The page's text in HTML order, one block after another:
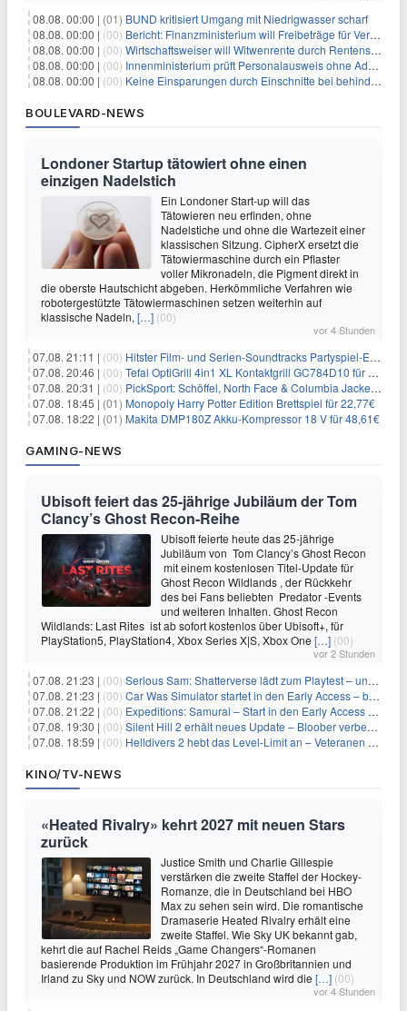
08.08. 00:00 | (01) BUND kritisiert Umgang mit Niedrigwasser scharf
08.08. 00:00 | (00) Bericht: Finanzministerium will Freibeträge für Vereine senken
08.08. 00:00 | (00) Wirtschaftsweiser will Witwenrente durch Rentensplitting ersetzen
08.08. 00:00 | (00) Innenministerium prüft Personalausweis ohne Adresse
08.08. 00:00 | (00) Keine Einsparungen durch Einschnitte bei behinderten Kindern
BOULEVARD-NEWS
Londoner Startup tätowiert ohne einen
einzigen Nadelstich
Ein Londoner Start-up will das
Tätowieren neu erfinden, ohne
Nadelstiche und ohne die Wartezeit einer
klassischen Sitzung. CipherX ersetzt die
Tätowiermaschine durch ein Pflaster
voller Mikronadeln, die Pigment direkt in
die oberste Hautschicht abgeben. Herkömmliche Verfahren wie
robotergestützte Tätowiermaschinen setzen weiterhin auf
klassische Nadeln, […] (00)
vor 4 Stunden
07.08. 21:11 | (00) Hitster Film- und Serien-Soundtracks Partyspiel-Erweiterung für 6,99€
07.08. 20:46 | (00) Tefal OptiGrill 4in1 XL Kontaktgrill GC784D10 für 239,99€
07.08. 20:31 | (00) PickSport: Schöffel, North Face & Columbia Jacken ab 39,60€
07.08. 18:45 | (01) Monopoly Harry Potter Edition Brettspiel für 22,77€
07.08. 18:22 | (01) Makita DMP180Z Akku-Kompressor 18 V für 48,61€
GAMING-NEWS
Ubisoft feiert das 25-jährige Jubiläum der Tom
Clancy’s Ghost Recon-Reihe
Ubisoft feierte heute das 25-jährige
Jubiläum von Tom Clancy’s Ghost Recon
mit einem kostenlosen Titel-Update für
Ghost Recon Wildlands , der Rückkehr
des bei Fans beliebten Predator -Events
und weiteren Inhalten. Ghost Recon
Wildlands: Last Rites ist ab sofort kostenlos über Ubisoft+, für
PlayStation5, PlayStation4, Xbox Series X|S, Xbox One […] (00)
vor 2 Stunden
07.08. 21:23 | (00) Serious Sam: Shatterverse lädt zum Playtest – und erscheint schon bald!
07.08. 21:23 | (00) Car Was Simulator startet in den Early Access – bald gehts los!
07.08. 21:22 | (00) Expeditions: Samurai – Start in den Early Access ab heute im feudalen Japan
07.08. 19:30 | (00) Silent Hill 2 erhält neues Update – Bloober verbessert Grafik und Performance
07.08. 18:59 | (00) Helldivers 2 hebt das Level-Limit an – Veteranen können endlich weiter aufsteigen
KINO/TV-NEWS
«Heated Rivalry» kehrt 2027 mit neuen Stars
zurück
Justice Smith und Charlie Gillespie
verstärken die zweite Staffel der Hockey-
Romanze, die in Deutschland bei HBO
Max zu sehen sein wird. Die romantische
Dramaserie Heated Rivalry erhält eine
zweite Staffel. Wie Sky UK bekannt gab,
kehrt die auf Rachel Reids „Game Changers“-Romanen
basierende Produktion im Frühjahr 2027 in Großbritannien und
Irland zu Sky und NOW zurück. In Deutschland wird die […] (00)
vor 4 Stunden